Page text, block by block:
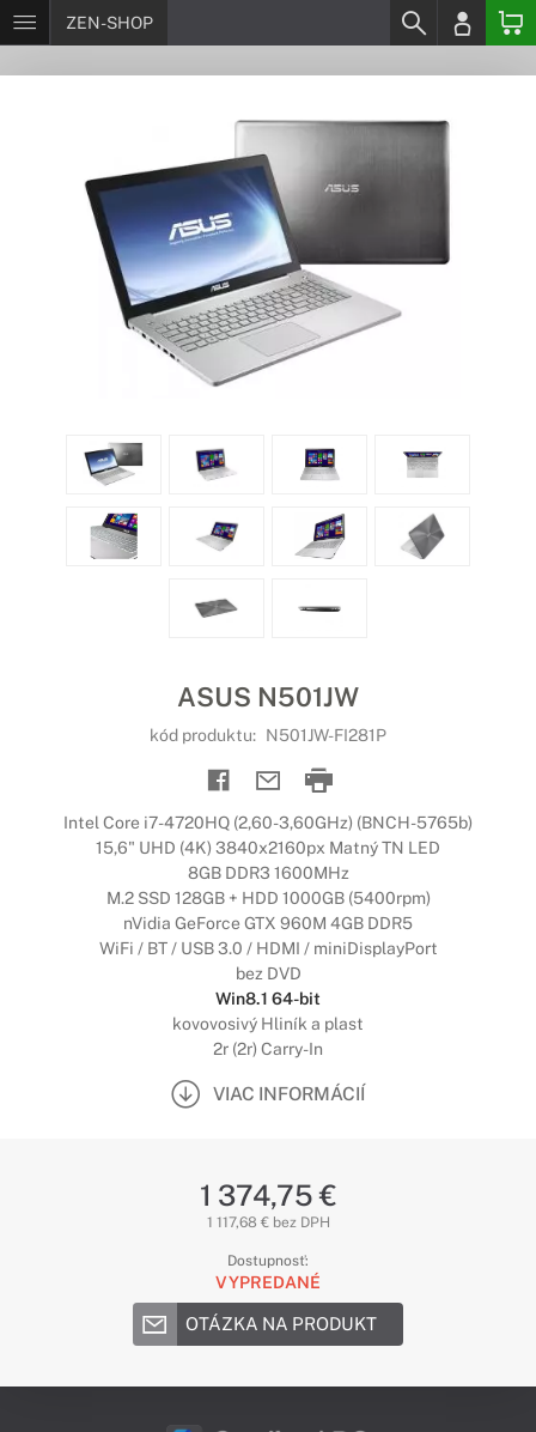
ZEN-SHOP
ASUS N501JW
kód produktu: N501JW-FI281P
Intel Core i7-4720HQ (2,60-3,60GHz) (BNCH-5765b)
15,6" UHD (4K) 3840x2160px Matný TN LED
8GB DDR3 1600MHz
M.2 SSD 128GB + HDD 1000GB (5400rpm)
nVidia GeForce GTX 960M 4GB DDR5
WiFi / BT / USB 3.0 / HDMI / miniDisplayPort
bez DVD
Win8.1 64-bit
kovovosivý Hliník a plast
2r (2r) Carry-In
VIAC INFORMÁCIÍ
1 374,75 €
1 117,68 € bez DPH
Dostupnosť:
VYPREDANÉ
OTÁZKA NA PRODUKT